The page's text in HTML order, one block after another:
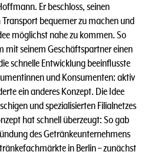
Er beschloss, seinen
bequemer zu machen und
möglichst nahe zu kommen. So
mit seinem Geschäftspartner einen
schnelle Entwicklung beeinflusste
und Konsumenten: aktiv
ein anderes Konzept. Die Idee
und spezialisierten Filialnetzes
hat schnell überzeugt: So gab
des Getränkeunternehmens
in Berlin – zunächst